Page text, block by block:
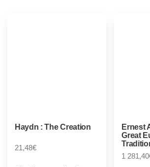
Haydn : The Creation
21,48€
Ernest
Great
1 281,40